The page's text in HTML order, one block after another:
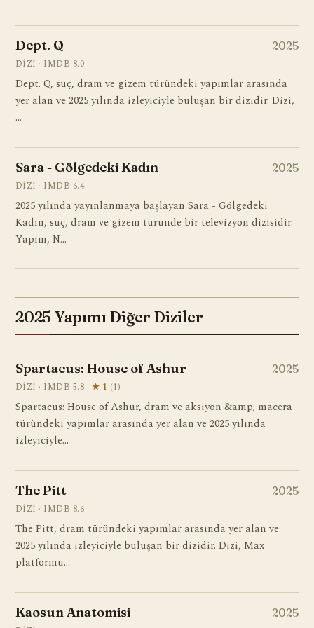
Dept. Q 2025
DIZI · IMDB 8.0
Dept. Q, suç, dram ve gizem türündeki yapımlar arasında
yer alan ve 2025 yılında izleyiciyle buluşan bir dizidir. Dizi,
…
Sara - Gölgedeki Kadın 2025
DIZI · IMDB 6.4
2025 yılında yayınlanmaya başlayan Sara - Gölgedeki
Kadın, suç, dram ve gizem türünde bir televizyon dizisidir.
Yapım, N…
2025 Yapımı Diğer Diziler
Spartacus: House of Ashur 2025
DIZI · IMDB 5.8 · ★ 1 (1)
Spartacus: House of Ashur, dram ve aksiyon &amp; macera
türündeki yapımlar arasında yer alan ve 2025 yılında
izleyiciyle…
The Pitt 2025
DIZI · IMDB 8.6
The Pitt, dram türündeki yapımlar arasında yer alan ve
2025 yılında izleyiciyle buluşan bir dizidir. Dizi, Max
platformu…
Kaosun Anatomisi 2025